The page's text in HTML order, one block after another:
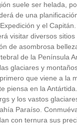
suele ser helada,
de una
y el Capitán.
visitar diversos
de asombrosa
de la Península
glaciares y
que viene a la
piensa en la
y los vastos
Paraíso.
con ternura sus